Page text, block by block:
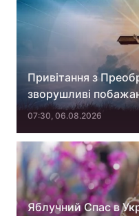
Привітання з
зворушливі
07:30, 06.08.2026
Яблучний Спас в